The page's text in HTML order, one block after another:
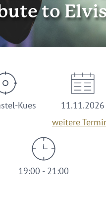
to
Kues
11.11.2026
weitere
19:00 - 21:00